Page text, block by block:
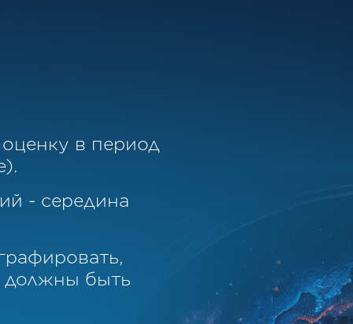
в период
- середина
должны быть